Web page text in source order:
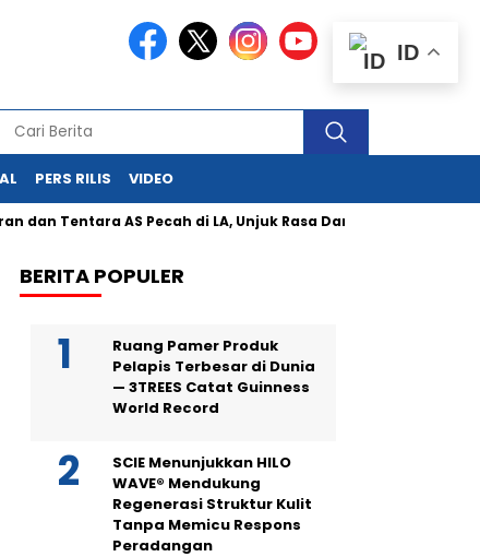
PERS RILIS VIDEO
AS Pecah di LA, Unjuk Rasa Damai Dibalas Represi Negara
BERITA POPULER
Ruang Pamer Produk
Pelapis Terbesar di Dunia
— 3TREES Catat Guinness
World Record
SCIE Menunjukkan HILO
WAVE® Mendukung
Regenerasi Struktur Kulit
Tanpa Memicu Respons
Peradangan
ID